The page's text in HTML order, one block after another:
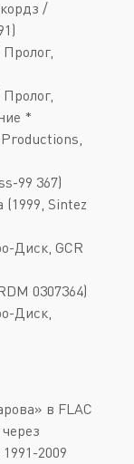
/
*
99 367)
Sintez
Диск, GCR
0307364)
Диск,
в FLAC
2009